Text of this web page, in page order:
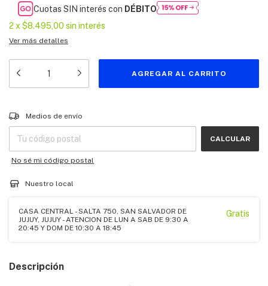
Cuotas SIN interés con DÉBITO
2 x $8.495,00 sin interés
Ver más detalles
Entregas para el CP:
Medios de envío
CALCULAR
No sé mi código postal
Nuestro local
CASA CENTRAL - SALTA 750, SAN SALVADOR DE
JUJUY, JUJUY - ATENCION DE LUN A SAB DE 9:30 A
20:45 Y DOM DE 10:30 A 18:45
Gratis
Descripción